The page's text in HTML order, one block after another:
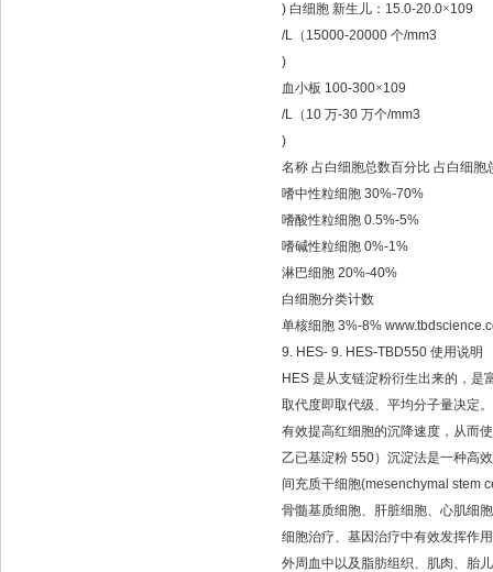
) 白细胞 新生儿： 15.0-20.0×109
/L （ 15000-20000 个/mm3
)
血小板 100-300×109
/L （ 10 万-30 万个/mm3
)
名称 占白细胞总数百分比 占白细胞
嗜中性粒细胞 30%-70%
嗜酸性粒细胞 0.5%-5%
嗜碱性粒细胞 0%-1%
淋巴细胞 20%-40%
白细胞分类计数
单核细胞 3%-8%
9. HES- 9. HES-TBD550 使用说明
HES 是从支链淀粉衍生出来的，是
取代度即取代级、平均分子量决定
有效提高红细胞的沉降速度，从而
乙已基淀粉 550）沉淀法是一种高
间充质干细胞(mesenchymal stem
骨髓基质细胞、肝脏细胞、心肌细
细胞治疗、基因治疗中有效发挥作
外周血中以及脂肪组织、肌肉、胎